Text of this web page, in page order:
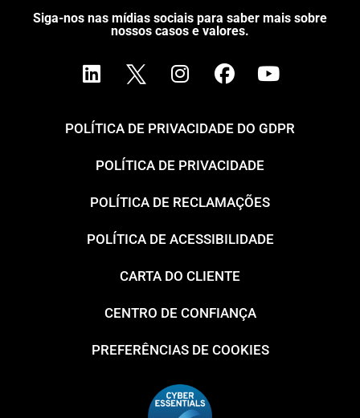
Siga-nos nas mídias sociais para saber mais sobre
nossos casos e valores.
POLÍTICA DE PRIVACIDADE DO GDPR
POLÍTICA DE PRIVACIDADE
POLÍTICA DE RECLAMAÇÕES
POLÍTICA DE ACESSIBILIDADE
CARTA DO CLIENTE
CENTRO DE CONFIANÇA
PREFERÊNCIAS DE COOKIES